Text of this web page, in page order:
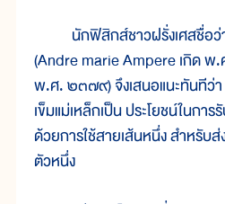
นักฟิสิกส์ชาวฝรั่งเศสชื่อว่า
(Andre marie Ampere เกิด
พ.ศ. ๒๓๗๙) จึงเสนอแนะทันทีว่า
เข็มแม่เหล็กเป็น ประโยชน์ในก
ด้วยการใช้สายเส้นหนึ่ง สำห
ตัวหนึ่ง